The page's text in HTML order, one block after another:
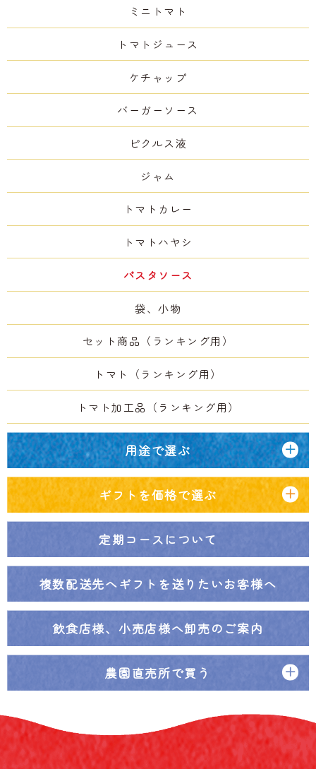
ミニトマト
トマトジュース
ケチャップ
バーガーソース
ピクルス液
ジャム
トマトカレー
トマトハヤシ
パスタソース
袋、小物
セット商品（ランキング用）
トマト（ランキング用）
トマト加工品（ランキング用）
用途で選ぶ
ギフトを価格で選ぶ
定期コースについて
複数配送先へギフトを送りたいお客様へ
飲食店様、小売店様へ卸売のご案内
農園直売所で買う